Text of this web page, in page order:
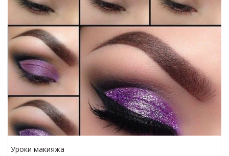
Уроки макияжа